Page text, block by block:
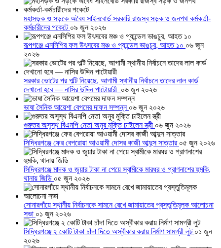
মহাসড়ক ও সড়কে অবৈধ সাইনবোর্ড সরকারি রাজস্ব সড়ক ও জনপথ কর্মকর্তা-
কর্মচারীদের পকেটে ০৯ জুন ২০২৬
রূপগঞ্জে এনসিপির ফল উৎসবের মঞ্চ ও প্যান্ডেল ভাঙচুর, আহত ১০ ০৬ জুন
২০২৬
সরকার ভোটের পর পল্টি নিয়েছে, আগামী স্থানীয় নির্বাচনে তাদের লাল কার্ড
দেখানো হবে — নাসির উদ্দিন পাটোয়ারী ০৬ জুন ২০২৬
ভাষা সৈনিক আয়েশা বেগমের দাফন সম্পন্ন ০৬ জুন ২০২৬
গুরুতর অসুস্থ বিএনপি নেতা অনুর মুক্তি চাইলেন স্ত্রী ০৬ জুন ২০২৬
সিদ্ধিরগঞ্জে ফের বেপরোয়া আওয়ামী দোসর কাজী আব্দুস সাত্তার ০৫ জুন ২০২৬
সিদ্ধিরগঞ্জে মাদক ও জুয়ার টাকা না পেয়ে স্বামীকে মারধর ও প্রাণনাশের হুমকি,
থানায় জিডি ০৫ জুন ২০২৬
সোনারগাঁয়ে স্থানীয় নির্বাচনকে সামনে রেখে জামায়াতের প্রস্তুতিমূলক আলোচনা
সভা ০১ জুন ২০২৬
সিদ্ধিরগঞ্জে ২ কোটি টাকা চাঁদা দিতে অস্বীকার করায় নির্মাণ সামগ্রী লুট ০১ জুন
২০২৬